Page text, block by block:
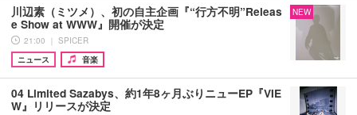
川辺素（ミツメ）、初の自主企画『“行方不明”Releas
e Show at WWW』開催が決定
21:00 ｜ SPICER
ニュース
音楽
NEW
04 Limited Sazabys、約1年8ヶ月ぶりニューEP『VIE
W』リリースが決定